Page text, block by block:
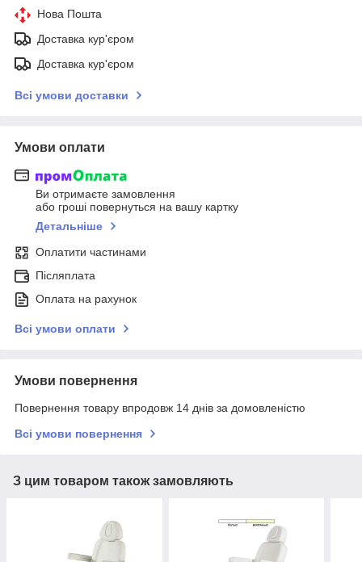
Нова Пошта
Доставка кур'єром
Доставка кур'єром
Всі умови доставки
Умови оплати
Ви отримаєте замовлення
або гроші повернуться на вашу картку
Детальніше
Оплатити частинами
Післяплата
Оплата на рахунок
Всі умови оплати
Умови повернення
Повернення товару впродовж 14 днів за домовленістю
Всі умови повернення
З цим товаром також замовляють